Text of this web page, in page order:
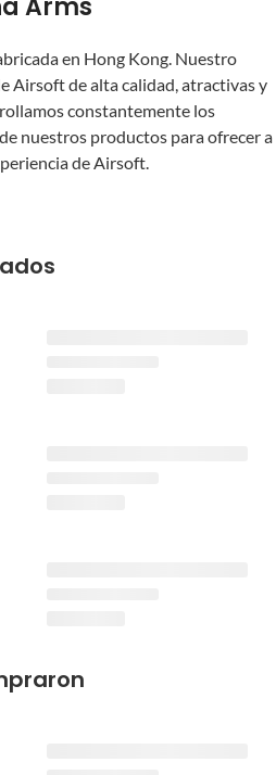
Arms
en Hong Kong. Nuestro
Airsoft de alta calidad, atractivas y
constantemente los
nuestros productos para ofrecer a
de Airsoft.